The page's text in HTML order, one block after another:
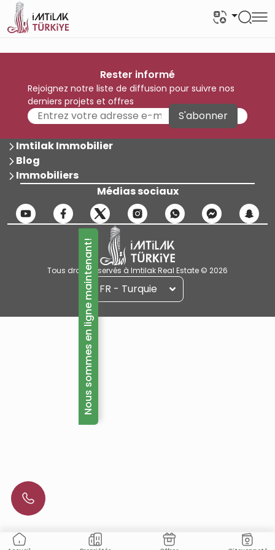
Rester informé
Rejoignez notre liste de diffusion pour suivre nos
derniers projets et offres
S'abonner
Imtilak Immobilier
Blog
Immobiliers
Médias sociaux
Tous droits réservés à Imtilak Real Estate © 2026
FR - Turquie
Nous sommes en ligne maintenant!